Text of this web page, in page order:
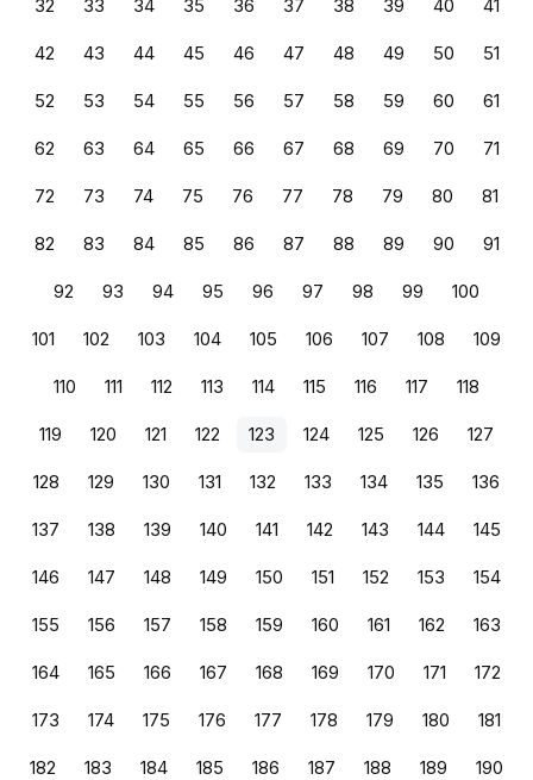
32 33 34 35 36 37 38 39 40 41
42 43 44 45 46 47 48 49 50 51
52 53 54 55 56 57 58 59 60 61
62 63 64 65 66 67 68 69 70 71
72 73 74 75 76 77 78 79 80 81
82 83 84 85 86 87 88 89 90 91
92 93 94 95 96 97 98 99 100
101 102 103 104 105 106 107 108 109
110 111 112 113 114 115 116 117 118
119 120 121 122 123 124 125 126 127
128 129 130 131 132 133 134 135 136
137 138 139 140 141 142 143 144 145
146 147 148 149 150 151 152 153 154
155 156 157 158 159 160 161 162 163
164 165 166 167 168 169 170 171 172
173 174 175 176 177 178 179 180 181
182 183 184 185 186 187 188 189 190